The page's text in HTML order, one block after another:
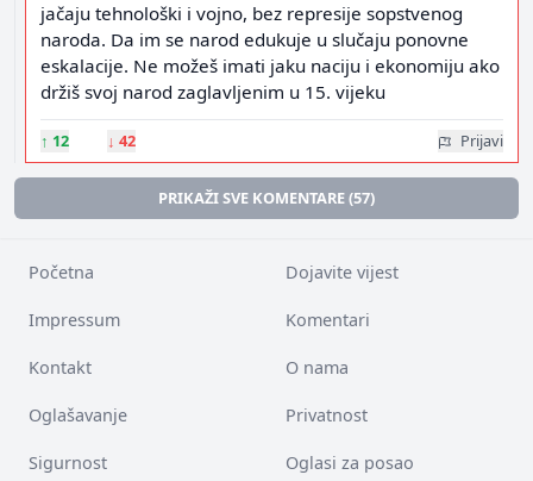
jačaju tehnološki i vojno, bez represije sopstvenog
naroda. Da im se narod edukuje u slučaju ponovne
eskalacije. Ne možeš imati jaku naciju i ekonomiju ako
držiš svoj narod zaglavljenim u 15. vijeku
↑ 12 ↓ 42 Prijavi
PRIKAŽI SVE KOMENTARE (57)
Početna Dojavite vijest
Impressum Komentari
Kontakt O nama
Oglašavanje Privatnost
Sigurnost Oglasi za posao